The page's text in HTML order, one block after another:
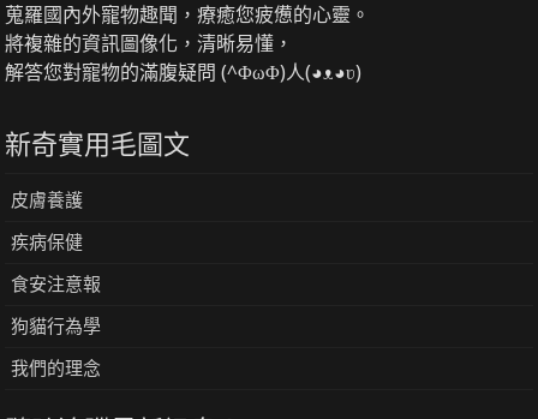
蒐羅國內外寵物趣聞，療癒您疲憊的心靈。
將複雜的資訊圖像化，清晰易懂，
解答您對寵物的滿腹疑問 (^ΦωΦ)人(◕ᴥ◕ʋ)
新奇實用毛圖文
皮膚養護
疾病保健
食安注意報
狗貓行為學
我們的理念